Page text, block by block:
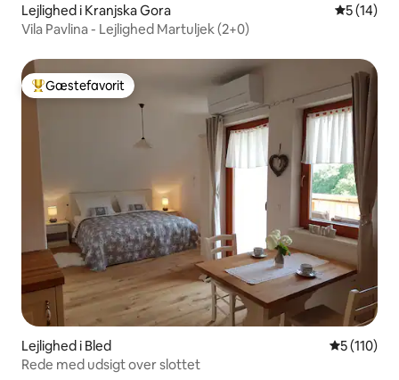
Lejlighed i Kranjska Gora 5 ud af 5 i
5 (14)
Vila Pavlina - Lejlighed Martuljek (2+0)
Bedste gæstefavorit
Gæstefavorit
Lejlighed i Bled 5 ud af 5 i
5 (110)
Rede med udsigt over slottet